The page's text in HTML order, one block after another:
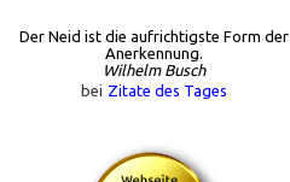
Der Neid ist die aufrichtigste Form der
Anerkennung.
Wilhelm Busch
bei Zitate des Tages